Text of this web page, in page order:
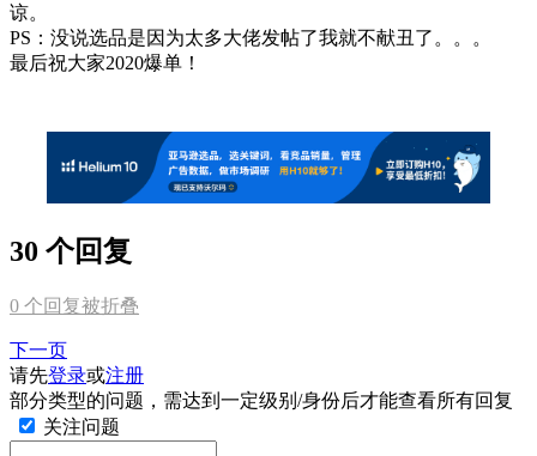
谅。
PS：没说选品是因为太多大佬发帖了我就不献丑了。。。
最后祝大家2020爆单！
30 个回复
0 个回复被折叠
下一页
请先登录或注册
部分类型的问题，需达到一定级别/身份后才能查看所有回复
关注问题